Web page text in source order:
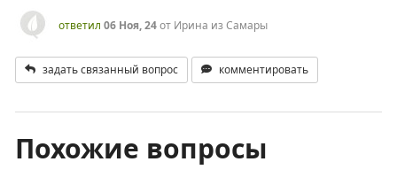
ответил 06 Ноя, 24от Ирина из Самары
задать связанный вопрос комментировать
Похожие вопросы